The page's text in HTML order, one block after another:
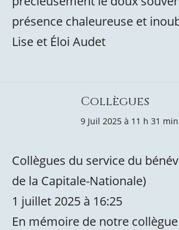
présence chaleureuse et
Lise et Éloi Audet
Collègues
9 Juil 2025 à 11 h 31 min
Collègues du service du
de la Capitale-Nationale)
1 juillet 2025 à 16:25
En mémoire de notre